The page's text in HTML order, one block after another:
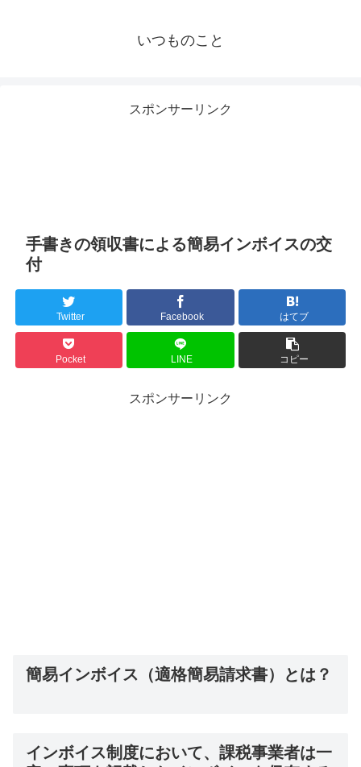
いつものこと
スポンサーリンク
手書きの領収書による簡易インボイスの交
付
Twitter Facebook はてブ
Pocket LINE コピー
スポンサーリンク
簡易インボイス（適格簡易請求書）とは？
インボイス制度において、課税事業者は一